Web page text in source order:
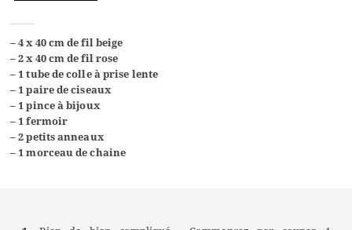
– 4 x 40 cm de fil beige
– 2 x 40 cm de fil rose
– 1 tube de colle à prise lente
– 1 paire de ciseaux
– 1 pince à bijoux
– 1 fermoir
– 2 petits anneaux
– 1 morceau de chaine